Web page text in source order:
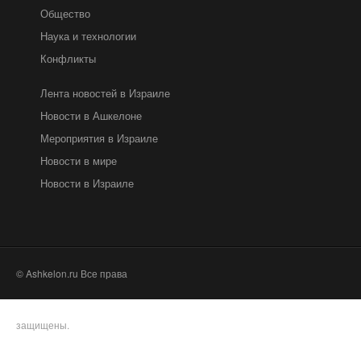
Общество
Наука и технологии
Конфликты
Лента новостей в Израиле
Новости в Ашкелоне
Мероприятия в Израиле
Новости в мире
Новости в Израиле
© Ashkelon.ru Все права
защищены.